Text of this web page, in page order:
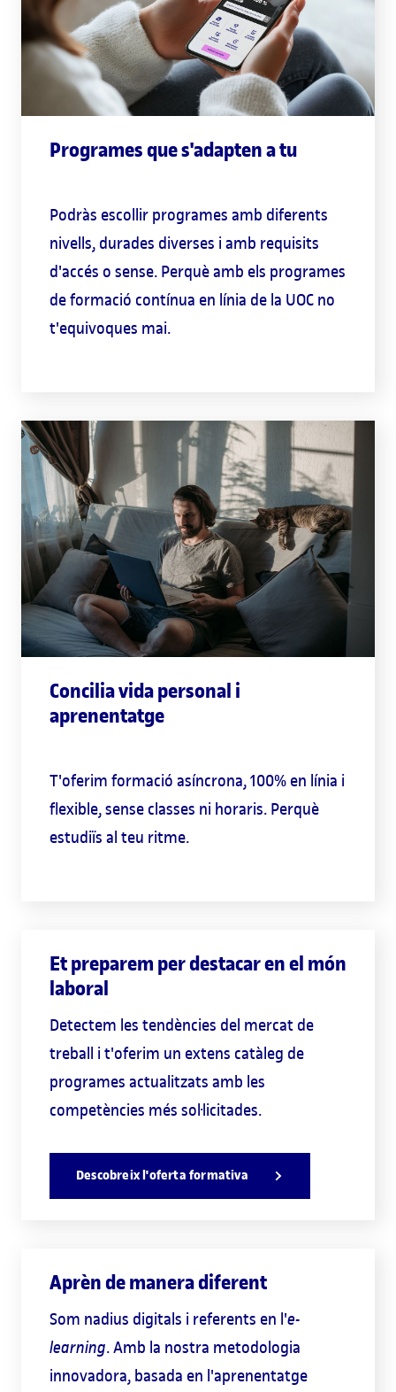
Programes que s'adapten a tu
Podràs escollir programes amb diferents
nivells, durades diverses i amb requisits
d'accés o sense. Perquè amb els programes
de formació contínua en línia de la UOC no
t'equivoques mai.
Concilia vida personal i
aprenentatge
T'oferim formació asíncrona, 100% en línia i
flexible, sense classes ni horaris. Perquè
estudiïs al teu ritme.
Et preparem per destacar en el món
laboral
Detectem les tendències del mercat de
treball i t'oferim un extens catàleg de
programes actualitzats amb les
competències més sol·licitades.
Descobreix l'oferta formativa
Aprèn de manera diferent
Som nadius digitals i referents en l'e-
learning. Amb la nostra metodologia
innovadora, basada en l'aprenentatge